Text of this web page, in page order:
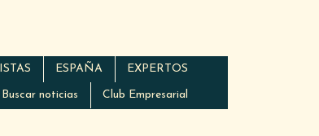
ESPAÑA EXPERTOS
Buscar noticias Club Empresarial